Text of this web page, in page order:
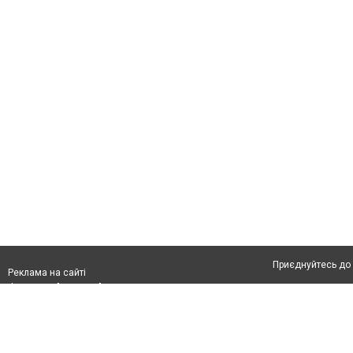
Реклама на сайті
Приєднуйтесь до